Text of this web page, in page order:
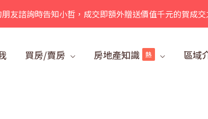
朋友諮詢時告知小哲，成交即額外贈送價值千元的賀成交
買房/賣房 房地產知識 熱 區域